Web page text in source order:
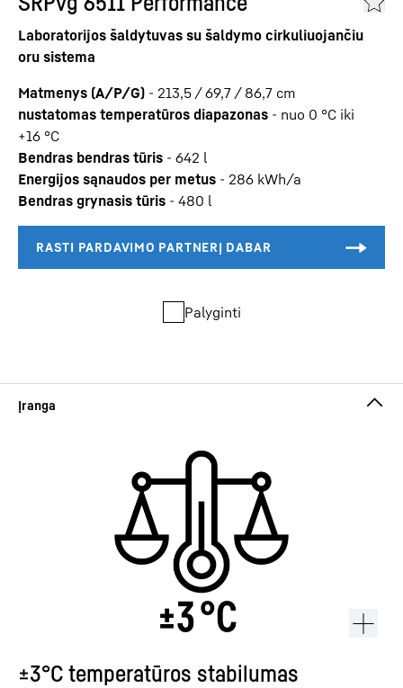
Laboratorijos šaldytuvas su šaldymo cirkuliuojančiu
oru sistema
Matmenys (A/P/G) - 213,5 / 69,7 / 86,7 cm
nustatomas temperatūros diapazonas - nuo 0 °C iki
+16 °C
Bendras bendras tūris - 642 l
Energijos sąnaudos per metus - 286 kWh/a
Bendras grynasis tūris - 480 l
Palyginti
±3°C temperatūros stabilumas